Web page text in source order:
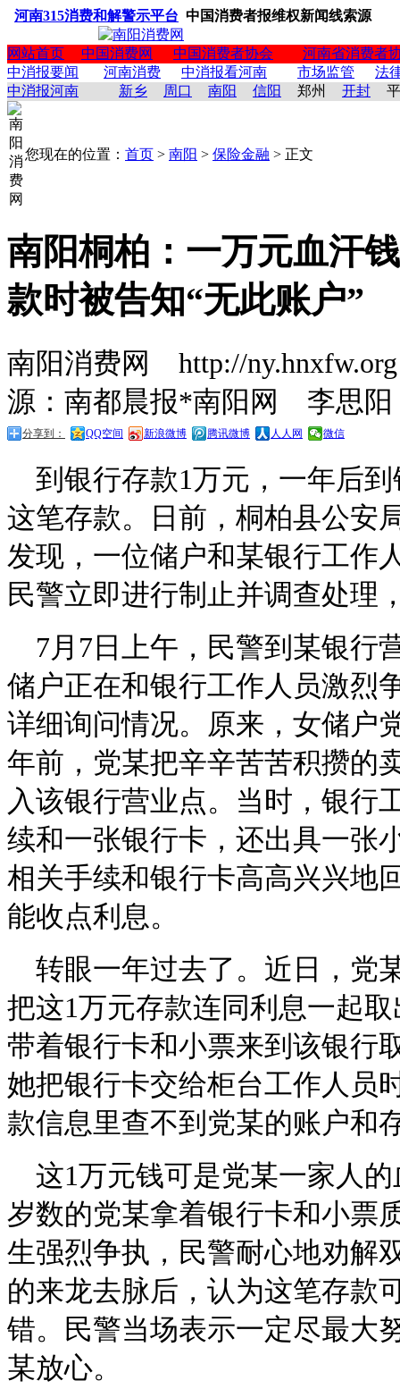
河南315消费和解警示平台 中国消费者报维权新闻线索源
网站首页 中国消费网 中国消费者协会
河南省消费者
中消报要闻
河南消费 中消报看河南 市场监管
法
中消报河南
新乡 周口 南阳 信阳 郑州 开封
您现在的位置： 首页 > 南阳 > 保险金融 > 正文
南阳桐柏：一万元血汗
款时被告知“无此账户”
南阳消费网 http://
源：南都晨报*南阳网 李思阳
分享到： QQ空间 新浪微博 腾讯微博 人人网 微信
到银行存款1万元，一年后
这笔存款。日前，桐柏县公安
发现，一位储户和某银行工作
民警立即进行制止并调查处理
7月7日上午，民警到某银行
储户正在和银行工作人员激烈
详细询问情况。原来，女储户
年前，党某把辛辛苦苦积攒的
入该银行营业点。当时，银行
续和一张银行卡，还出具一张
相关手续和银行卡高高兴兴地
能收点利息。
转眼一年过去了。近日，党
把这1万元存款连同利息一起
带着银行卡和小票来到该银行
她把银行卡交给柜台工作人员
款信息里查不到党某的账户和
这1万元钱可是党某一家人
岁数的党某拿着银行卡和小票
生强烈争执，民警耐心地劝解
的来龙去脉后，认为这笔存款
错。民警当场表示一定尽最大
某放心。